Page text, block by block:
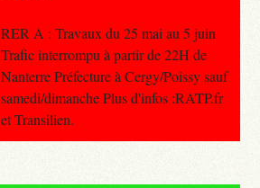
RER A : Travaux du 25 mai au 5 juin
Trafic interrompu à partir de 22H de
Nanterre Préfecture à Cergy/Poissy sauf
samedi/dimanche Plus d'infos :RATP.fr
et Transilien.